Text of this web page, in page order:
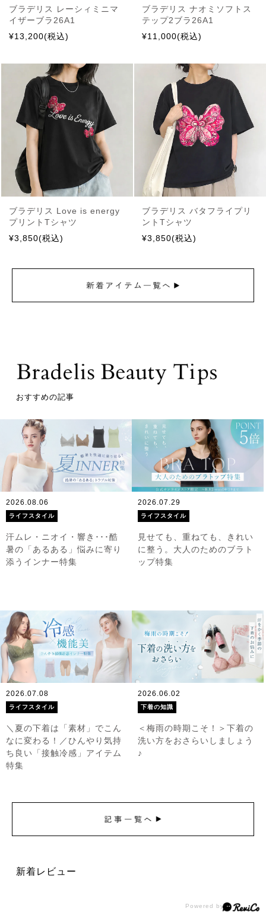
ブラデリス レーシィミニマ
イザーブラ26A1
¥13,200(税込)
ブラデリス ナオミソフトス
テップ2ブラ26A1
¥11,000(税込)
ブラデリス Love is energy
プリントTシャツ
¥3,850(税込)
ブラデリス バタフライプリ
ントTシャツ
¥3,850(税込)
おすすめの記事
2026.08.06
ライフスタイル
汗ムレ・ニオイ・響き･･･酷
暑の「あるある」悩みに寄り
添うインナー特集
2026.07.29
ライフスタイル
見せても、重ねても、きれい
に整う。大人のためのブラト
ップ特集
2026.07.08
ライフスタイル
＼夏の下着は「素材」でこん
なに変わる！／ひんやり気持
ち良い「接触冷感」アイテム
特集
2026.06.02
下着の知識
＜梅雨の時期こそ！＞下着の
洗い方をおさらいしましょう
♪
新着レビュー